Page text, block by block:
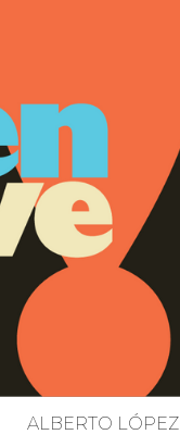
ALBERTO LÓPEZ